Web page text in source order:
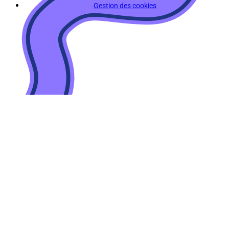
Gestion des cookies